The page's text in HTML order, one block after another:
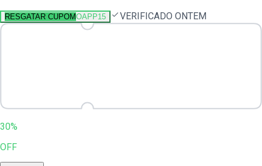
RESGATAR CUPOMOAPP15 VERIFICADO ONTEM
30%
OFF